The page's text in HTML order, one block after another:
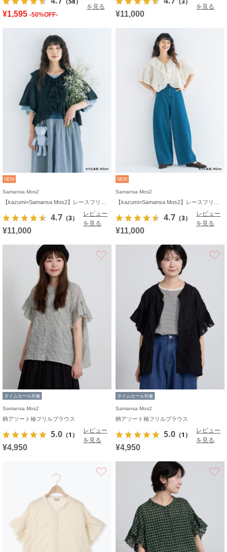
を見る
¥1,595 -50%OFF-
を見る
¥11,000
NEW
Samansa Mos2
4.7 （3）
レビュー
を見る
¥11,000
NEW
Samansa Mos2
4.7 （3）
レビュー
を見る
¥11,000
タイムセール対象
Samansa Mos2
柄アソート袖フリルブラウス
5.0 （1）
レビュー
を見る
¥4,950
タイムセール対象
Samansa Mos2
柄アソート袖フリルブラウス
5.0 （1）
レビュー
を見る
¥4,950